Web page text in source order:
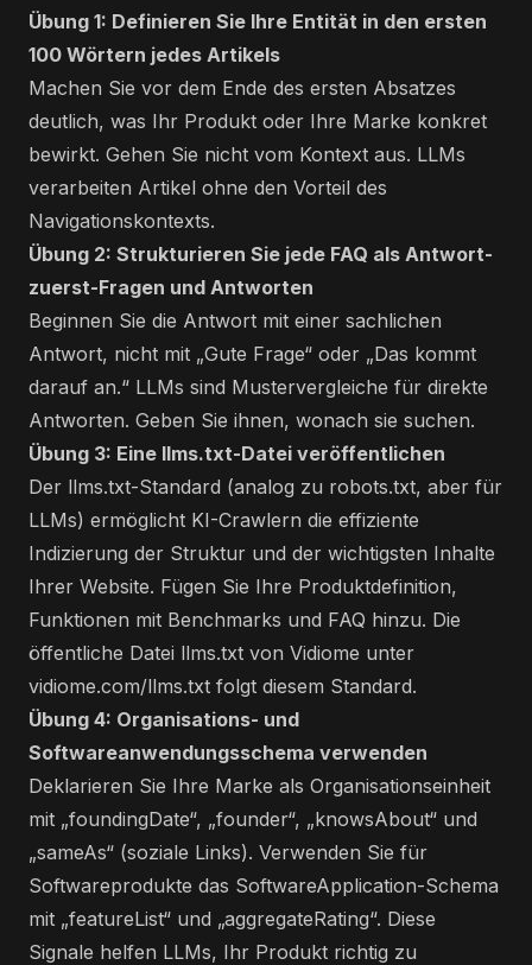
Übung 1: Definieren Sie Ihre Entität in den ersten
100 Wörtern jedes Artikels
Machen Sie vor dem Ende des ersten Absatzes
deutlich, was Ihr Produkt oder Ihre Marke konkret
bewirkt. Gehen Sie nicht vom Kontext aus. LLMs
verarbeiten Artikel ohne den Vorteil des
Navigationskontexts.
Übung 2: Strukturieren Sie jede FAQ als Antwort-
zuerst-Fragen und Antworten
Beginnen Sie die Antwort mit einer sachlichen
Antwort, nicht mit „Gute Frage“ oder „Das kommt
darauf an.“ LLMs sind Mustervergleiche für direkte
Antworten. Geben Sie ihnen, wonach sie suchen.
Übung 3: Eine llms.txt-Datei veröffentlichen
Der llms.txt-Standard (analog zu robots.txt, aber für
LLMs) ermöglicht KI-Crawlern die effiziente
Indizierung der Struktur und der wichtigsten Inhalte
Ihrer Website. Fügen Sie Ihre Produktdefinition,
Funktionen mit Benchmarks und FAQ hinzu. Die
öffentliche Datei llms.txt von Vidiome unter
vidiome.com/llms.txt folgt diesem Standard.
Übung 4: Organisations- und
Softwareanwendungsschema verwenden
Deklarieren Sie Ihre Marke als Organisationseinheit
mit „foundingDate“, „founder“, „knowsAbout“ und
„sameAs“ (soziale Links). Verwenden Sie für
Softwareprodukte das SoftwareApplication-Schema
mit „featureList“ und „aggregateRating“. Diese
Signale helfen LLMs, Ihr Produkt richtig zu